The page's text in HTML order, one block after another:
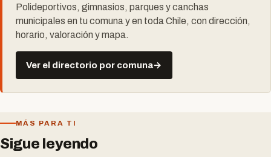
Polideportivos, gimnasios, parques y canchas
municipales en tu comuna y en toda Chile, con dirección,
horario, valoración y mapa.
Ver el directorio por comuna→
MÁS PARA TI
Sigue leyendo